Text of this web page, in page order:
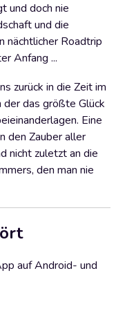
und doch nie
und die
nächtlicher Roadtrip
Anfang ...
zurück in die Zeit im
der das größte Glück
Eine
den Zauber aller
nicht zuletzt an die
den man nie
auf Android- und